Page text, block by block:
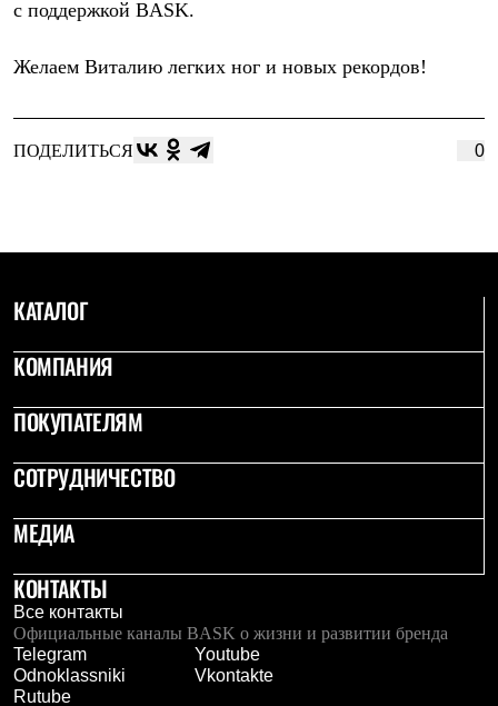
Носки
Ремни
Уход за одеждой
CITY
BASK juno
Дневник капитана
Компания
Баск сегодня
Отцы основатели
Производство
Баск в вашем городе
Контроль качества
Команда Баск
Сотрудничество
Дилерам
Стать дилером
Корпоративным клиентам
Услуги
с поддержкой BASK.
Желаем Виталию легких ног и новых рекордов!
ПОДЕЛИТЬСЯ 0
КАТАЛОГ
КОМПАНИЯ
ПОКУПАТЕЛЯМ
СОТРУДНИЧЕСТВО
МЕДИА
КОНТАКТЫ
Все контакты
Официальные каналы BASK о жизни и развитии бренда
Telegram
Youtube
Odnoklassniki
Vkontakte
Rutube